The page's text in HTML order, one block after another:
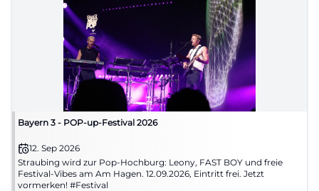
Bayern 3 - POP-up-Festival 2026
12. Sep 2026
Straubing wird zur Pop-Hochburg: Leony, FAST BOY und freie
Festival-Vibes am Am Hagen. 12.09.2026, Eintritt frei. Jetzt
vormerken! #Festival